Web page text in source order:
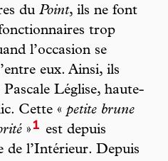
du Point, ils ne font
trop
l’occasion se
eux. Ainsi, ils
Léglise, haute-
Cette « petite brune
»1
est depuis
de l’Intérieur. Depuis